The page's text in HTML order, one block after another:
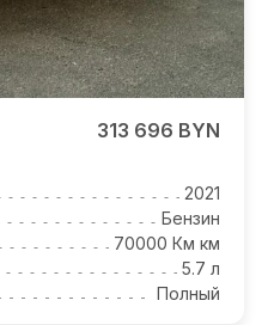
313 696 BYN
2021
Бензин
70000 Км км
5.7 л
Полный